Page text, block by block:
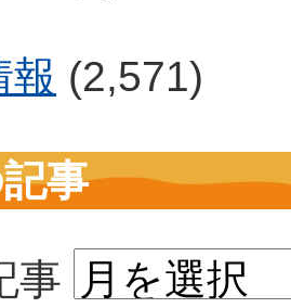
報 (2,571)
事
事